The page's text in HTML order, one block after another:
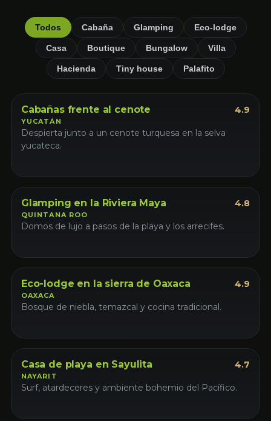
Todos Cabaña Glamping Eco-lodge
Casa Boutique Bungalow Villa
Hacienda Tiny house Palafito
Favorito
Cabañas frente al cenote 4.9
YUCATÁN
Despierta junto a un cenote turquesa en la selva
yucateca.
Glamping en la Riviera Maya 4.8
QUINTANA ROO
Domos de lujo a pasos de la playa y los arrecifes.
Eco
Eco-lodge en la sierra de Oaxaca 4.9
OAXACA
Bosque de niebla, temazcal y cocina tradicional.
Casa de playa en Sayulita 4.7
NAYARIT
Surf, atardeceres y ambiente bohemio del Pacífico.